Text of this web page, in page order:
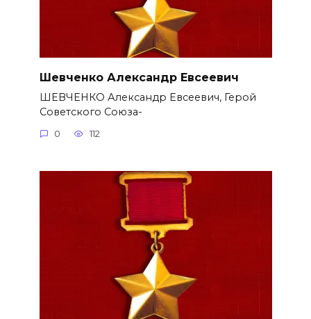
Шевченко Александр Евсеевич
ШЕВЧЕНКО Александр Евсеевич, Герой
Советского Союза-
0 112